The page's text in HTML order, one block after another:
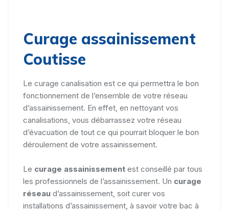
Curage assainissement
Coutisse
Le curage canalisation est ce qui permettra le bon
fonctionnement de l’ensemble de votre réseau
d’assainissement. En effet, en nettoyant vos
canalisations, vous débarrassez votre réseau
d’évacuation de tout ce qui pourrait bloquer le bon
déroulement de votre assainissement.
Le curage assainissement est conseillé par tous
les professionnels de l’assainissement. Un curage
réseau d’assainissement, soit curer vos
installations d’assainissement, à savoir votre bac à